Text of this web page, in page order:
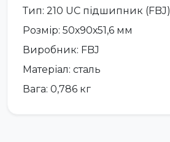
Тип: 210 UC підшипник (FBJ)
Розмір: 50х90х51,6 мм
Виробник: FBJ
Матеріал: сталь
Вага: 0,786 кг